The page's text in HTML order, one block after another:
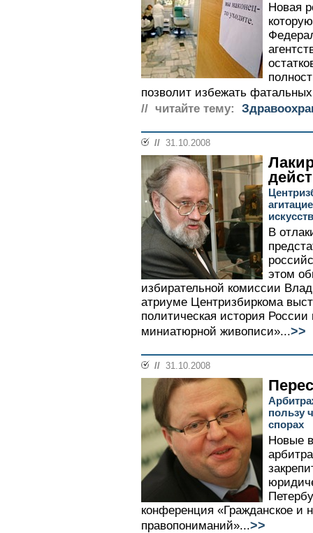
Новая
позволит избежать
// читайте тему:
// 31.10.2008
В
этом
избирательной комиссии
атриуме Центризбиркома
политическая история
миниатюрной живописи»...>>
// 31.10.2008
пользу
спорах
Новые
конференция «Гражданское и
правопониманий»...>>